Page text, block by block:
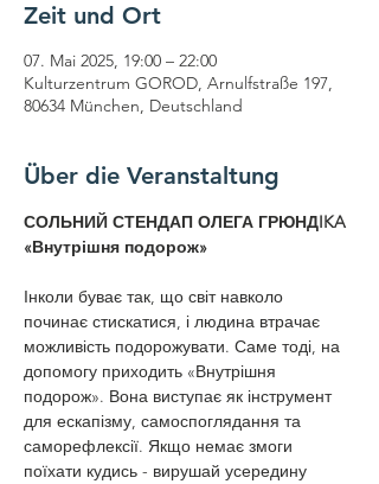
Zeit und Ort
07. Mai 2025, 19:00 – 22:00
Kulturzentrum GOROD, Arnulfstraße 197,
80634 München, Deutschland
Über die Veranstaltung
СОЛЬНИЙ СТЕНДАП ОЛЕГА ГРЮНДIKA
«Внутрішня подорож»
Інколи буває так, що світ навколо
починає стискатися, і людина втрачає
можливість подорожувати. Саме тоді, на
допомогу приходить «Внутрішня
подорож». Вона виступає як інструмент
для ескапізму, самоспоглядання та
саморефлексії. Якщо немає змоги
поїхати кудись - вирушай усередину